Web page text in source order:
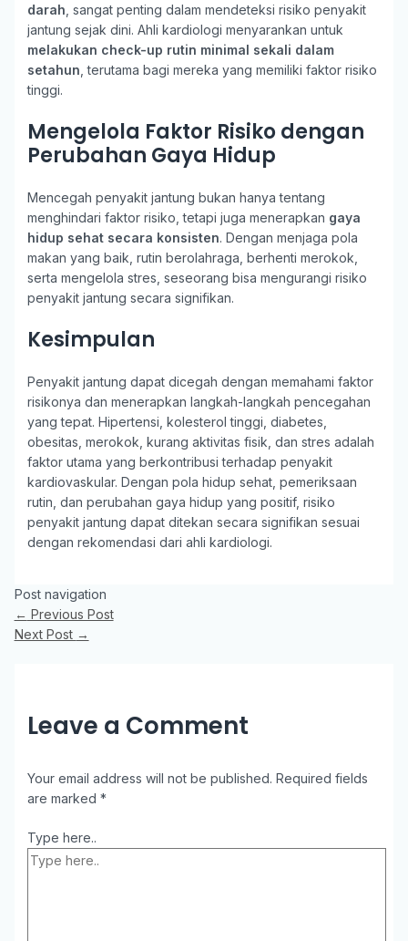
darah , sangat penting dalam mendeteksi risiko penyakit
jantung sejak dini. Ahli kardiologi menyarankan untuk
melakukan check-up rutin minimal sekali dalam
setahun , terutama bagi mereka yang memiliki faktor risiko
tinggi.
Mengelola Faktor Risiko dengan
Perubahan Gaya Hidup
Mencegah penyakit jantung bukan hanya tentang
menghindari faktor risiko, tetapi juga menerapkan gaya
hidup sehat secara konsisten. Dengan menjaga pola
makan yang baik, rutin berolahraga, berhenti merokok,
serta mengelola stres, seseorang bisa mengurangi risiko
penyakit jantung secara signifikan.
Kesimpulan
Penyakit jantung dapat dicegah dengan memahami faktor
risikonya dan menerapkan langkah-langkah pencegahan
yang tepat. Hipertensi, kolesterol tinggi, diabetes,
obesitas, merokok, kurang aktivitas fisik, dan stres adalah
faktor utama yang berkontribusi terhadap penyakit
kardiovaskular. Dengan pola hidup sehat, pemeriksaan
rutin, dan perubahan gaya hidup yang positif, risiko
penyakit jantung dapat ditekan secara signifikan sesuai
dengan rekomendasi dari ahli kardiologi.
Post navigation
← Previous Post
Next Post →
Leave a Comment
Your email address will not be published. Required fields
are marked *
Type here..